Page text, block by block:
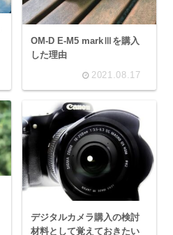
OM-D E-M5 markⅢを購入
した理由
2021.08.17
デジタルカメラ購入の検討
材料として覚えておきたい